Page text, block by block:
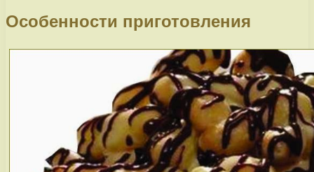
Особенности приготовления